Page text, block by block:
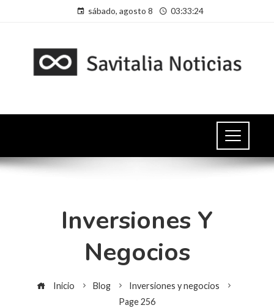
sábado, agosto 8 03:33:25
Inversiones Y
Negocios
Inicio Blog
Inversiones y negocios
Page 256